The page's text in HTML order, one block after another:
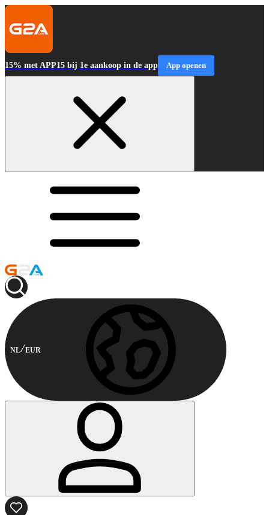
15% met APP15 bij 1e aankoop in de app App openen
NL EUR